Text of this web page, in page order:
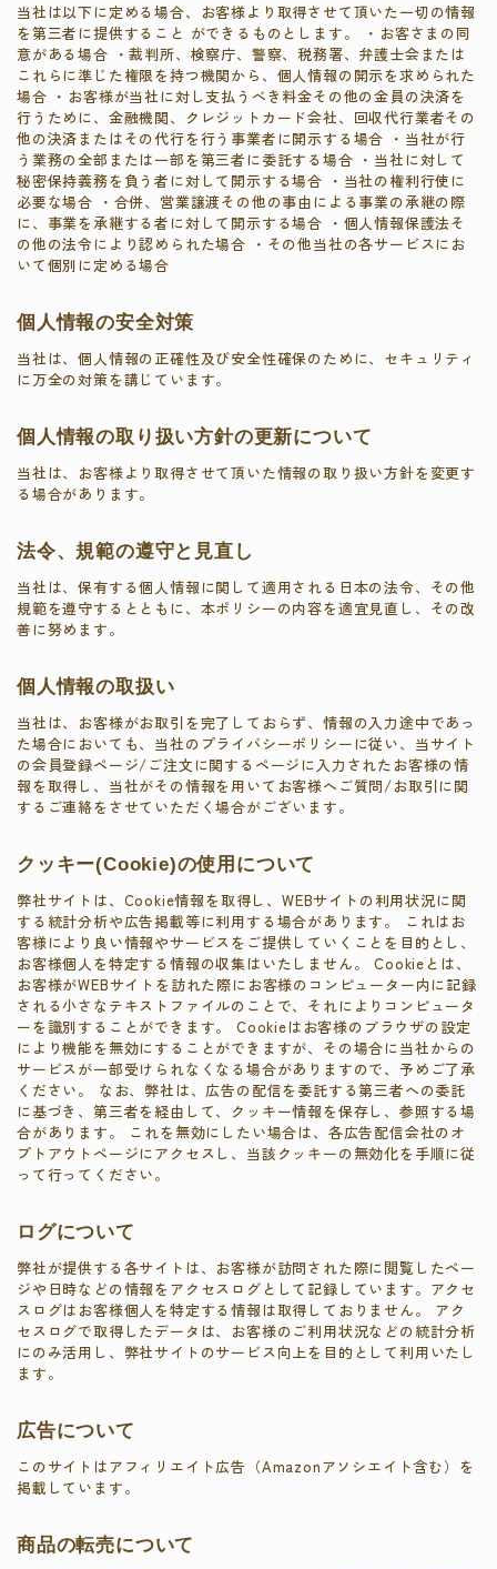
当社は以下に定める場合、お客様より取得させて頂いた一切の情報
を第三者に提供すること ができるものとします。 ・お客さまの同
意がある場合 ・裁判所、検察庁、警察、税務署、弁護士会または
これらに準じた権限を持つ機関から、個人情報の開示を求められた
場合 ・お客様が当社に対し支払うべき料金その他の金員の決済を
行うために、金融機関、クレジットカード会社、回収代行業者その
他の決済またはその代行を行う事業者に開示する場合 ・当社が行
う業務の全部または一部を第三者に委託する場合 ・当社に対して
秘密保持義務を負う者に対して開示する場合 ・当社の権利行使に
必要な場合 ・合併、営業譲渡その他の事由による事業の承継の際
に、事業を承継する者に対して開示する場合 ・個人情報保護法そ
の他の法令により認められた場合 ・その他当社の各サービスにお
いて個別に定める場合
個人情報の安全対策
当社は、個人情報の正確性及び安全性確保のために、セキュリティ
に万全の対策を講じています。
個人情報の取り扱い方針の更新について
当社は、お客様より取得させて頂いた情報の取り扱い方針を変更す
る場合があります。
法令、規範の遵守と見直し
当社は、保有する個人情報に関して適用される日本の法令、その他
規範を遵守するとともに、本ポリシーの内容を適宜見直し、その改
善に努めます。
個人情報の取扱い
当社は、お客様がお取引を完了しておらず、情報の入力途中であっ
た場合においても、当社のプライバシーポリシーに従い、当サイト
の会員登録ページ/ご注文に関するページに入力されたお客様の情
報を取得し、当社がその情報を用いてお客様へご質問/お取引に関
するご連絡をさせていただく場合がございます。
クッキー(Cookie)の使用について
弊社サイトは、Cookie情報を取得し、WEBサイトの利用状況に関
する統計分析や広告掲載等に利用する場合があります。 これはお
客様により良い情報やサービスをご提供していくことを目的とし、
お客様個人を特定する情報の収集はいたしません。 Cookieとは、
お客様がWEBサイトを訪れた際にお客様のコンピューター内に記録
される小さなテキストファイルのことで、それによりコンピュータ
ーを識別することができます。 Cookieはお客様のブラウザの設定
により機能を無効にすることができますが、その場合に当社からの
サービスが一部受けられなくなる場合がありますので、予めご了承
ください。 なお、弊社は、広告の配信を委託する第三者への委託
に基づき、第三者を経由して、クッキー情報を保存し、参照する場
合があります。 これを無効にしたい場合は、各広告配信会社のオ
プトアウトページにアクセスし、当該クッキーの無効化を手順に従
って行ってください。
ログについて
弊社が提供する各サイトは、お客様が訪問された際に閲覧したペー
ジや日時などの情報をアクセスログとして記録しています。アクセ
スログはお客様個人を特定する情報は取得しておりません。 アク
セスログで取得したデータは、お客様のご利用状況などの統計分析
にのみ活用し、弊社サイトのサービス向上を目的として利用いたし
ます。
広告について
このサイトはアフィリエイト広告（Amazonアソシエイト含む）を
掲載しています。
商品の転売について